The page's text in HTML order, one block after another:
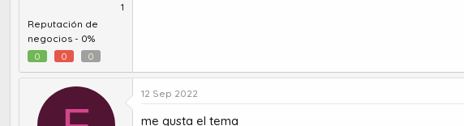
1
Reputación de
negocios - 0%
0
0 0
12 Sep 2022
me gusta el tema